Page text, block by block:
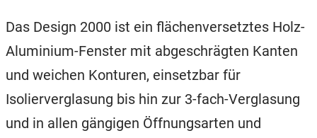
Das Design 2000 ist ein flächenversetztes Holz-
Aluminium-Fenster mit abgeschrägten Kanten
und weichen Konturen, einsetzbar für
Isolierverglasung bis hin zur 3-fach-Verglasung
und in allen gängigen Öffnungsarten und